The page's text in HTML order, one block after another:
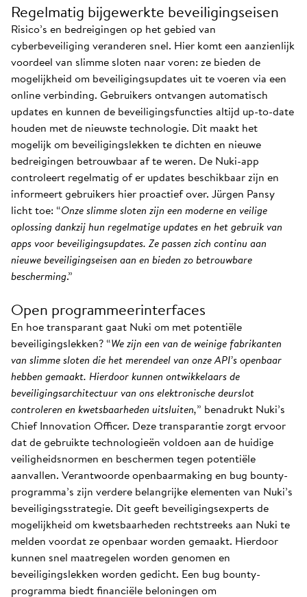
Regelmatig bijgewerkte beveiligingseisen
Risico’s en bedreigingen op het gebied van
cyberbeveiliging veranderen snel. Hier komt een aanzienlijk
voordeel van slimme sloten naar voren: ze bieden de
mogelijkheid om beveiligingsupdates uit te voeren via een
online verbinding. Gebruikers ontvangen automatisch
updates en kunnen de beveiligingsfuncties altijd up-to-date
houden met de nieuwste technologie. Dit maakt het
mogelijk om beveiligingslekken te dichten en nieuwe
bedreigingen betrouwbaar af te weren. De Nuki-app
controleert regelmatig of er updates beschikbaar zijn en
informeert gebruikers hier proactief over. Jürgen Pansy
licht toe: “Onze slimme sloten zijn een moderne en veilige
oplossing dankzij hun regelmatige updates en het gebruik van
apps voor beveiligingsupdates. Ze passen zich continu aan
nieuwe beveiligingseisen aan en bieden zo betrouwbare
bescherming.”
Open programmeerinterfaces
En hoe transparant gaat Nuki om met potentiële
beveiligingslekken? “We zijn een van de weinige fabrikanten
van slimme sloten die het merendeel van onze API’s openbaar
hebben gemaakt. Hierdoor kunnen ontwikkelaars de
beveiligingsarchitectuur van ons elektronische deurslot
controleren en kwetsbaarheden uitsluiten,” benadrukt Nuki’s
Chief Innovation Officer. Deze transparantie zorgt ervoor
dat de gebruikte technologieën voldoen aan de huidige
veiligheidsnormen en beschermen tegen potentiële
aanvallen. Verantwoorde openbaarmaking en bug bounty-
programma’s zijn verdere belangrijke elementen van Nuki’s
beveiligingsstrategie. Dit geeft beveiligingsexperts de
mogelijkheid om kwetsbaarheden rechtstreeks aan Nuki te
melden voordat ze openbaar worden gemaakt. Hierdoor
kunnen snel maatregelen worden genomen en
beveiligingslekken worden gedicht. Een bug bounty-
programma biedt financiële beloningen om